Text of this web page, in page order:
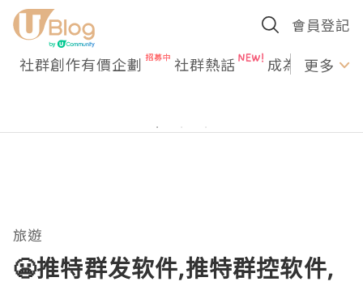
會員登記
社群創作有價企劃 社群熱話 成為U更多
旅遊
😬推特群发软件,推特群控软件,